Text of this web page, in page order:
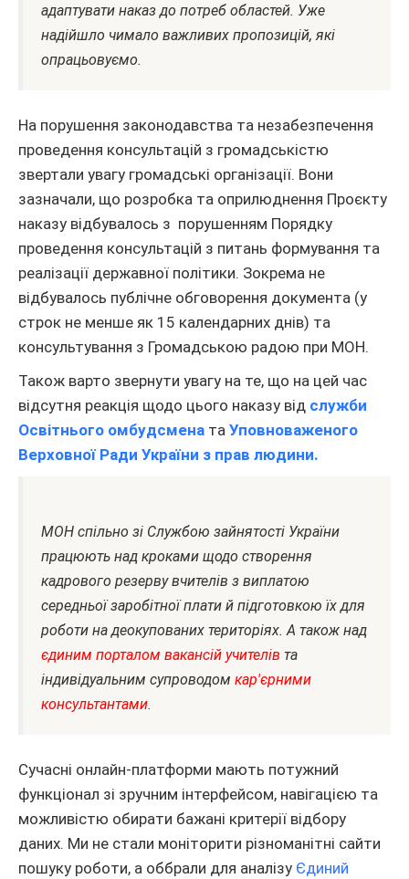
адаптувати наказ до потреб областей. Уже
надійшло чимало важливих пропозицій, які
опрацьовуємо.
На порушення законодавства та незабезпечення
проведення консультацій з громадськістю
звертали увагу громадські організації. Вони
зазначали, що розробка та оприлюднення Проєкту
наказу відбувалось з порушенням Порядку
проведення консультацій з питань формування та
реалізації державної політики. Зокрема не
відбувалось публічне обговорення документа (у
строк не менше як 15 календарних днів) та
консультування з Громадською радою при МОН.
Також варто звернути увагу на те, що на цей час
відсутня реакція щодо цього наказу від служби
Освітнього омбудсмена та Уповноваженого
Верховної Ради України з прав людини.
МОН спільно зі Службою зайнятості України
працюють над кроками щодо створення
кадрового резерву вчителів з виплатою
середньої заробітної плати й підготовкою їх для
роботи на деокупованих територіях. А також над
єдиним порталом вакансій учителів та
індивідуальним супроводом кар'єрними
консультантами.
Сучасні онлайн-платформи мають потужний
функціонал зі зручним інтерфейсом, навігацією та
можливістю обирати бажані критерії відбору
даних. Ми не стали моніторити різноманітні сайти
пошуку роботи, а оббрали для аналізу Єдиний